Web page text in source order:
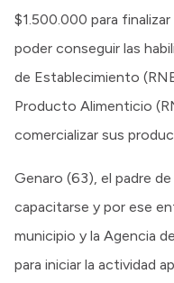
$1.500.000 para
poder conseguir las
de Establecimiento
Producto Alimenticio
comercializar sus
Genaro (63), el padre
capacitarse y por ese
municipio y la Agencia
para iniciar la actividad